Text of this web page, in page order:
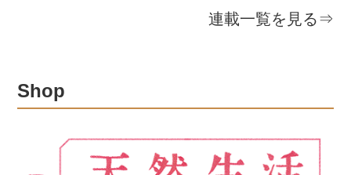
連載一覧を見る⇒
Shop